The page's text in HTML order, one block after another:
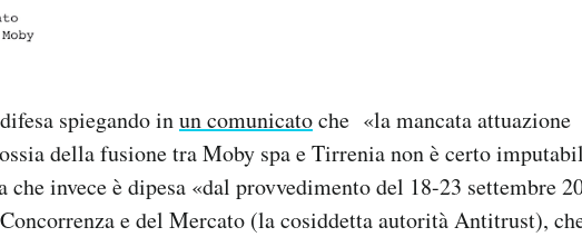
spiegando inun comunicatoche «la mancata attuazione
della fusione tra Moby spa e Tirrenia non è certo
che invece è dipesa «dal provvedimento del 18-23 settembre
e del Mercato (la cosiddetta autorità Antitrust),